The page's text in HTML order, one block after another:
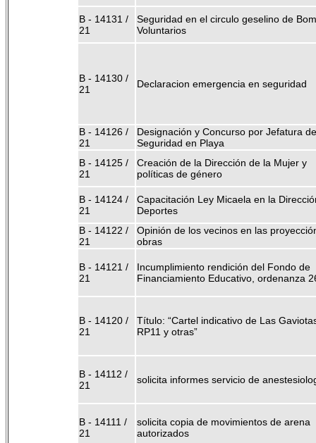
B - 14131 /
21
Seguridad en el circulo geselino de
Voluntarios
B - 14130 /
21
Declaracion emergencia en seguridad
B - 14126 /
21
Designación y Concurso por Jefatura de
Seguridad en Playa
B - 14125 /
21
Creación de la Dirección de la Mujer y
políticas de género
B - 14124 /
21
Capacitación Ley Micaela en la
Deportes
B - 14122 /
21
Opinión de los vecinos en las
obras
B - 14121 /
21
Incumplimiento rendición del Fondo de
Financiamiento Educativo, ordenanza
B - 14120 /
21
Título: “Cartel indicativo de Las
RP11 y otras”
B - 14112 /
21
solicita informes servicio de
B - 14111 /
21
solicita copia de movimientos de arena
autorizados